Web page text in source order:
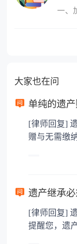
大家也在问
单纯的遗产
[律师回复] 遗产赠予不一定要缴税。单纯的遗产
赠与无需缴
所得税、契
要缴纳公证费，具
3. 印花税：按
地增值税：按房价1%
遗产继承必
[律师回复] 遗产继承不是必须要公证。法律快车
提醒您，遗
下都是不需